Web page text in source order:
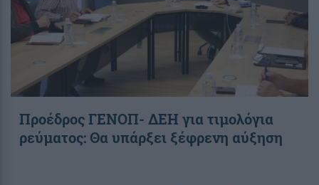
Προέδρος ΓΕΝΟΠ- ΔΕΗ για τιμολόγια
ρεύματος: Θα υπάρξει ξέφρενη αύξηση